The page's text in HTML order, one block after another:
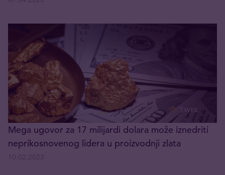
Mega ugovor za 17 milijardi dolara može iznedriti
neprikosnovenog lidera u proizvodnji zlata